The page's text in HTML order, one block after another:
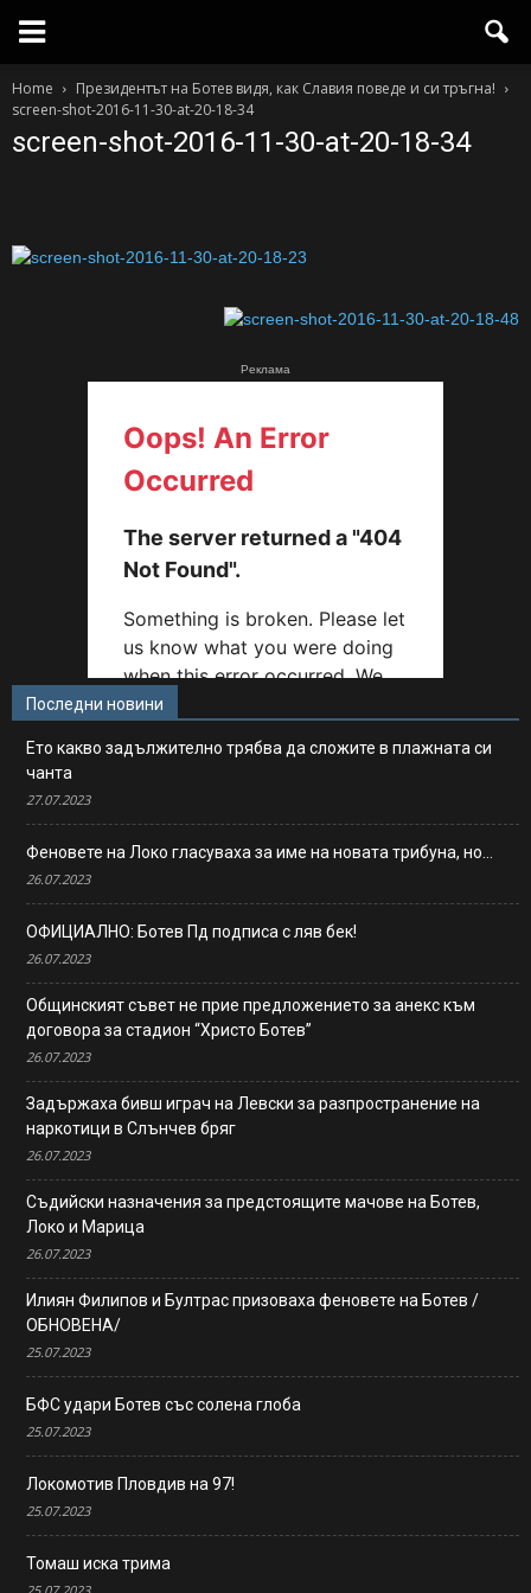
Home
Президентът на Ботев видя, как Славия поведе и си тръгна!
screen-shot-2016-11-30-at-20-18-34
screen-shot-2016-11-30-at-20-18-34
Реклама
Последни новини
Ето какво задължително трябва да сложите в плажната си
чанта
27.07.2023
Феновете на Локо гласуваха за име на новата трибуна, но…
26.07.2023
ОФИЦИАЛНО: Ботев Пд подписа с ляв бек!
26.07.2023
Общинският съвет не прие предложението за анекс към
договора за стадион “Христо Ботев”
26.07.2023
Задържаха бивш играч на Левски за разпространение на
наркотици в Слънчев бряг
26.07.2023
Съдийски назначения за предстоящите мачове на Ботев,
Локо и Марица
26.07.2023
Илиян Филипов и Бултрас призоваха феновете на Ботев /
ОБНОВЕНА/
25.07.2023
БФС удари Ботев със солена глоба
25.07.2023
Локомотив Пловдив на 97!
25.07.2023
Томаш иска трима